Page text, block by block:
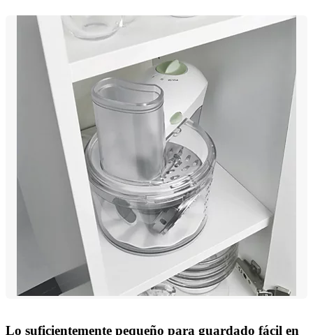
Lo suficientemente pequeño para guardado fácil en